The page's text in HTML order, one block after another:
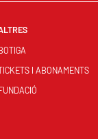
I ABONAMENTS